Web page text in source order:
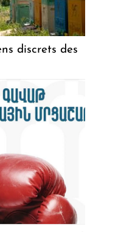
discrets des